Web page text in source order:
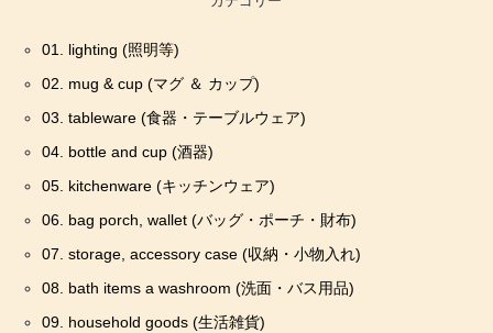
01. lighting (照明等)
02. mug & cup (マグ ＆ カップ)
03. tableware (食器・テーブルウェア)
04. bottle and cup (酒器)
05. kitchenware (キッチンウェア)
06. bag porch, wallet (バッグ・ポーチ・財布)
07. storage, accessory case (収納・小物入れ)
08. bath items a washroom (洗面・バス用品)
09. household goods (生活雑貨)